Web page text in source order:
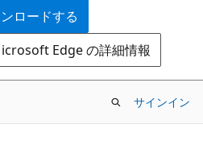
ロードする
Edge の詳細情報
サインイン